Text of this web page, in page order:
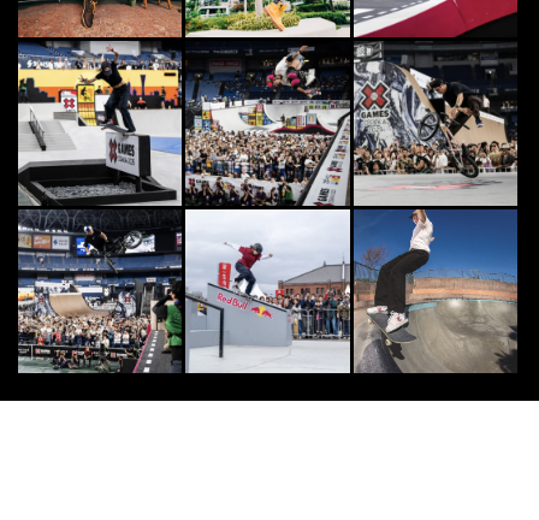
8 CLIMB
「クライミングがなくなると自分じ
ゃなくなる」小池はな
2020.11.19
9
『BGIRL AMI×Xperia 特別インタ
ビュー』世界で活躍するAMIのダ
ン...
2020.8.4
10 CULTURE
海を愛する人たちのためのオーシャ
8